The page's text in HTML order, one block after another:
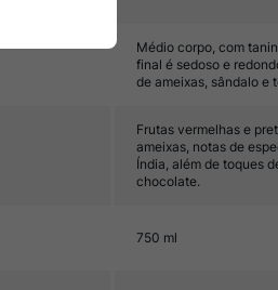
Médio corpo, com
final é sedoso e
de ameixas, sândalo e
Frutas vermelhas e
ameixas, notas de
Índia, além de toques
chocolate.
750 ml